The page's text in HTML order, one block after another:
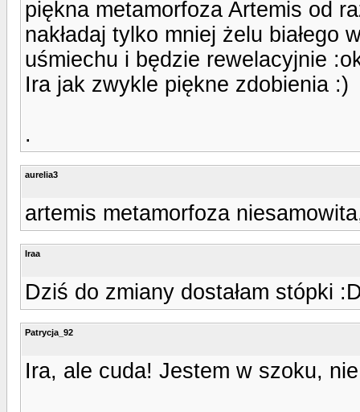
piękna metamorfoza Artemis od
nakładaj tylko mniej żelu
uśmiechu i będzie rewelacyjnie
Ira jak zwykle piękne zdobienia :)
.
aurelia3
artemis metamorfoza
Iraa
Dziś do zmiany dostałam stópki
Patrycja_92
Ira, ale cuda! Jestem w szoku,